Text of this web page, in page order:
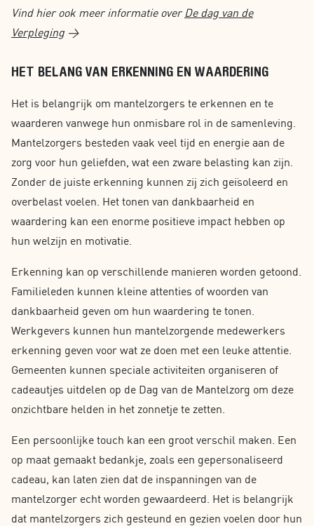
Vind hier ook meer informatie over De dag van de
Verpleging >
HET BELANG VAN ERKENNING EN WAARDERING
Het is belangrijk om mantelzorgers te erkennen en te
waarderen vanwege hun onmisbare rol in de samenleving.
Mantelzorgers besteden vaak veel tijd en energie aan de
zorg voor hun geliefden, wat een zware belasting kan zijn.
Zonder de juiste erkenning kunnen zij zich geïsoleerd en
overbelast voelen. Het tonen van dankbaarheid en
waardering kan een enorme positieve impact hebben op
hun welzijn en motivatie.
Erkenning kan op verschillende manieren worden getoond.
Familieleden kunnen kleine attenties of woorden van
dankbaarheid geven om hun waardering te tonen.
Werkgevers kunnen hun mantelzorgende medewerkers
erkenning geven voor wat ze doen met een leuke attentie.
Gemeenten kunnen speciale activiteiten organiseren of
cadeautjes uitdelen op de Dag van de Mantelzorg om deze
onzichtbare helden in het zonnetje te zetten.
Een persoonlijke touch kan een groot verschil maken. Een
op maat gemaakt bedankje, zoals een gepersonaliseerd
cadeau, kan laten zien dat de inspanningen van de
mantelzorger echt worden gewaardeerd. Het is belangrijk
dat mantelzorgers zich gesteund en gezien voelen door hun